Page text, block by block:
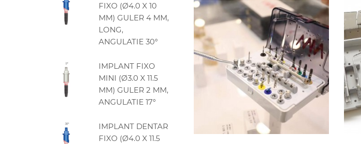
FIXO (Ø4.0 X 10
MM) GULER 4 MM,
LONG,
ANGULATIE 30°
IMPLANT FIXO
MINI (Ø3.0 X 11.5
MM) GULER 2 MM,
ANGULATIE 17°
IMPLANT DENTAR
FIXO (Ø4.0 X 11.5